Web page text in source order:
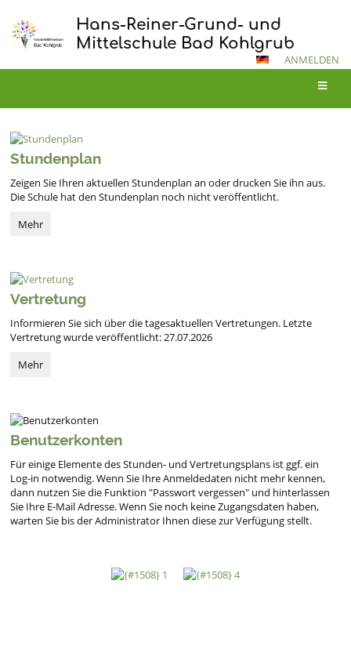
Hans-Reiner-Grund- und
Mittelschule Bad Kohlgrub
ANMELDEN
Startseite
Stundenplan
Zeigen Sie Ihren aktuellen Stundenplan an oder drucken Sie ihn aus.
Die Schule hat den Stundenplan noch nicht veröffentlicht.
Stundenplan:
Mehr
Vertretung
Informieren Sie sich über die tagesaktuellen Vertretungen. Letzte
Vertretung wurde veröffentlicht: 27.07.2026
Vertretung:
Mehr
Benutzerkonten
Für einige Elemente des Stunden- und Vertretungsplans ist ggf. ein
Log-in notwendig. Wenn Sie Ihre Anmeldedaten nicht mehr kennen,
dann nutzen Sie die Funktion "Passwort vergessen" und hinterlassen
Sie Ihre E-Mail Adresse. Wenn Sie noch keine Zugangsdaten haben,
warten Sie bis der Administrator Ihnen diese zur Verfügung stellt.